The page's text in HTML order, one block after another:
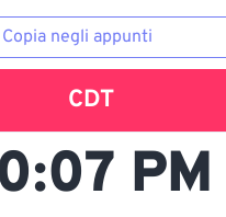
Copia negli appunti
CDT